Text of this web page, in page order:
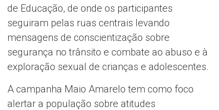
de Educação, de onde os participantes
seguiram pelas ruas centrais levando
mensagens de conscientização sobre
segurança no trânsito e combate ao abuso e à
exploração sexual de crianças e adolescentes.
A campanha Maio Amarelo tem como foco
alertar a população sobre atitudes